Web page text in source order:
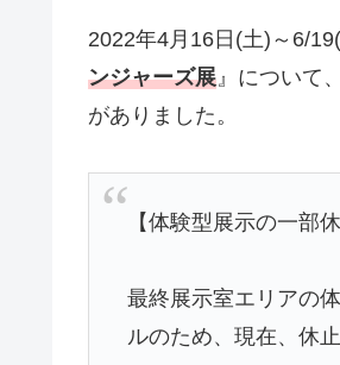
2022年4月16日(土)～6/
ンジャーズ展 』について、
がありました。
【体験型展示の一部
最終展示室エリアの
ルのため、現在、休